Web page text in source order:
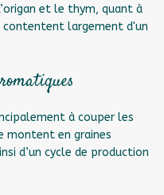
et le thym, quant à
contentent largement d'un
à couper les
montent en graines
d’un cycle de production